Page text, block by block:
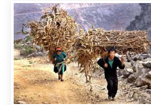
các địa bàn trọng điểm cây cà phê.
H’Leo, Krông Năng, Krông Búk, Cư
xuất hiện, gây hại từ 10% diện tích cà